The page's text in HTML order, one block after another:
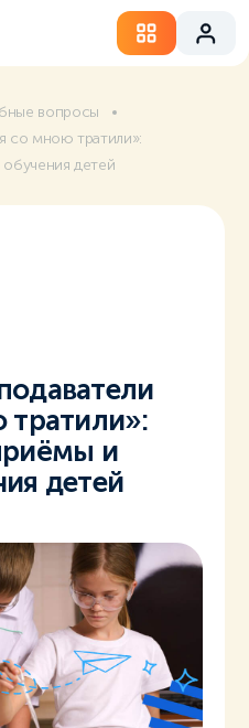
вопросы
со мною тратили»:
детей
и
детей